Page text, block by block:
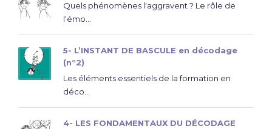
Quels phénomènes l'aggravent ? Le rôle de
l'émo...
5- L’INSTANT DE BASCULE en décodage
(n°2)
Les éléments essentiels de la formation en
déco...
4- LES FONDAMENTAUX DU DÉCODAGE